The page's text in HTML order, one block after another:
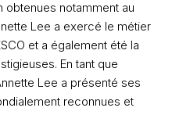
obtenues notamment au
Lee a exercé le métier
et a également été la
En tant que
Lee a présenté ses
reconnues et